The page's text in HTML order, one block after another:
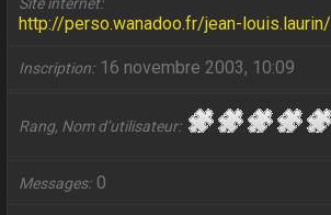
http://perso.wanadoo.fr/jean-louis.laurin/
Inscription 16 novembre 2003, 10:09
Rang, Nom d’utilisateur
Messages 0